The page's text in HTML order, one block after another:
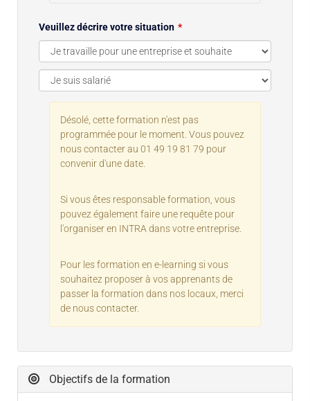
Veuillez décrire votre situation
Désolé, cette formation n'est pas
programmée pour le moment. Vous pouvez
nous contacter au 01 49 19 81 79 pour
convenir d'une date.
Si vous êtes responsable formation, vous
pouvez également faire une requête pour
l'organiser en INTRA dans votre entreprise.
Pour les formation en e-learning si vous
souhaitez proposer à vos apprenants de
passer la formation dans nos locaux, merci
de nous contacter.
Objectifs de la formation